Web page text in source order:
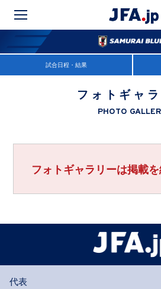
試合日程・結果
フォトギャ
PHOTO
フォトギャラリーは掲載を
代表